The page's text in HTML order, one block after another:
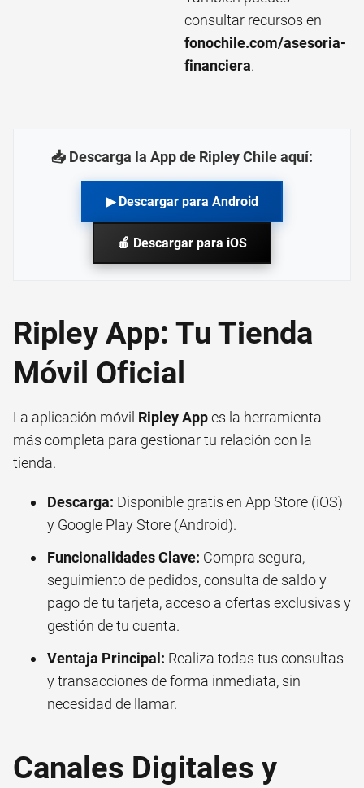
consultar recursos en
fonochile.com/asesoria-
financiera.
📥 Descarga la App de Ripley Chile aquí:
▶ Descargar para Android
🍎 Descargar para iOS
Ripley App: Tu Tienda
Móvil Oficial
La aplicación móvil Ripley Appes la herramienta
más completa para gestionar tu relación con la
tienda.
Descarga: Disponible gratis en App Store (iOS)
y Google Play Store (Android).
Funcionalidades Clave: Compra segura,
seguimiento de pedidos, consulta de saldo y
pago de tu tarjeta, acceso a ofertas exclusivas y
gestión de tu cuenta.
Ventaja Principal: Realiza todas tus consultas
y transacciones de forma inmediata, sin
necesidad de llamar.
Canales Digitales y